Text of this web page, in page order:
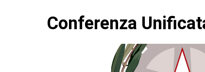
Conferenza